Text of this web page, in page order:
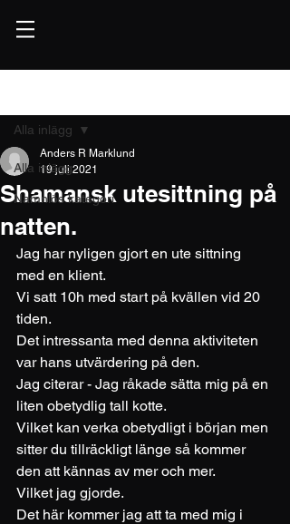
Alla inlägg
Namnlös kategori
Alla inlägg
Shamansk utesittning på
natten.
Anders R Marklund
19 juli 2021
Jag har nyligen gjort en ute sittning
med en klient.
Vi satt 10h med start på kvällen vid 20
tiden.
Det intressanta med denna aktiviteten
var hans utvärdering på den.
Jag citerar - Jag råkade sätta mig på en
liten obetydlig tall kotte.
Vilket kan verka obetydligt i början men
sitter du tillräckligt länge så kommer
den att kännas av mer och mer.
Vilket jag gjorde.
Det här kommer jag att ta med mig i